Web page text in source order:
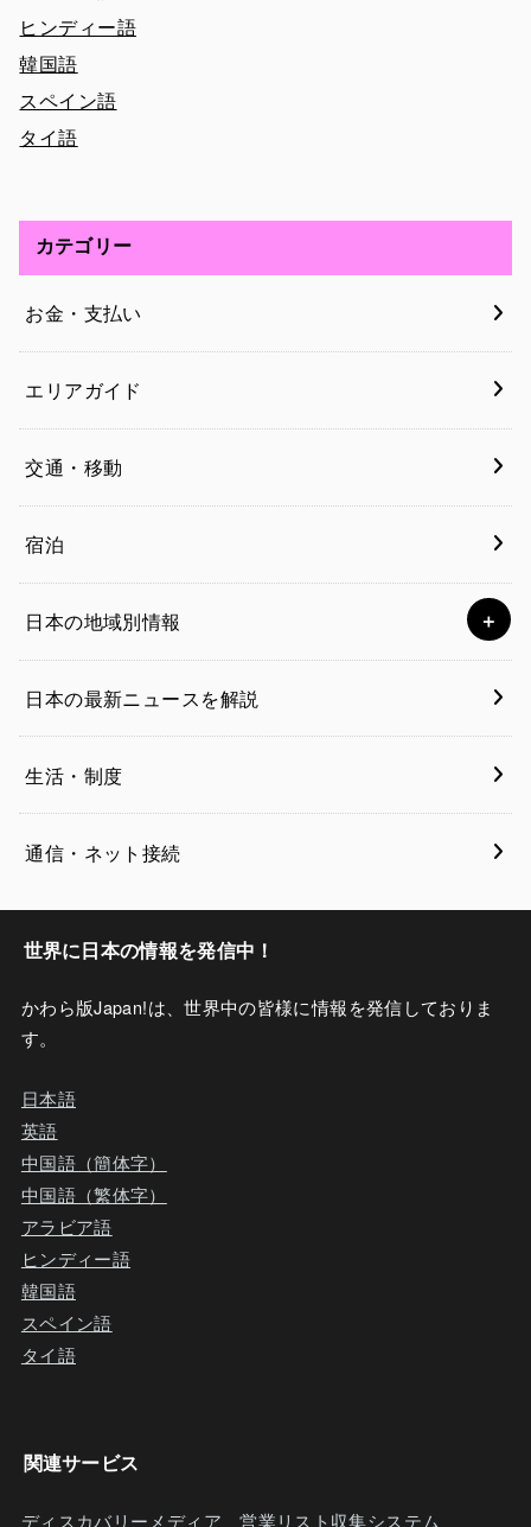
ヒンディー語
韓国語
スペイン語
タイ語
カテゴリー
お金・支払い
エリアガイド
交通・移動
宿泊
日本の地域別情報
日本の最新ニュースを解説
生活・制度
通信・ネット接続
世界に日本の情報を発信中！
かわら版Japan!は、世界中の皆様に情報を発信しておりま
す。
日本語
英語
中国語（簡体字）
中国語（繁体字）
アラビア語
ヒンディー語
韓国語
スペイン語
タイ語
関連サービス
ディスカバリーメディア 営業リスト収集システム